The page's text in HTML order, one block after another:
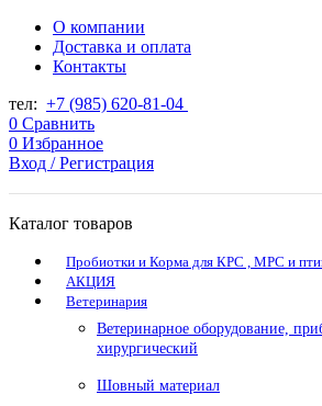
О компании
Доставка и оплата
Контакты
тел: +7 (985) 620-81-04
0 Сравнить
0 Избранное
Вход / Регистрация
Каталог товаров
Пробиотки и Корма для КРС , МРС и
АКЦИЯ
Ветеринария
Ветеринарное оборудование,
хирургический
Шовный материал